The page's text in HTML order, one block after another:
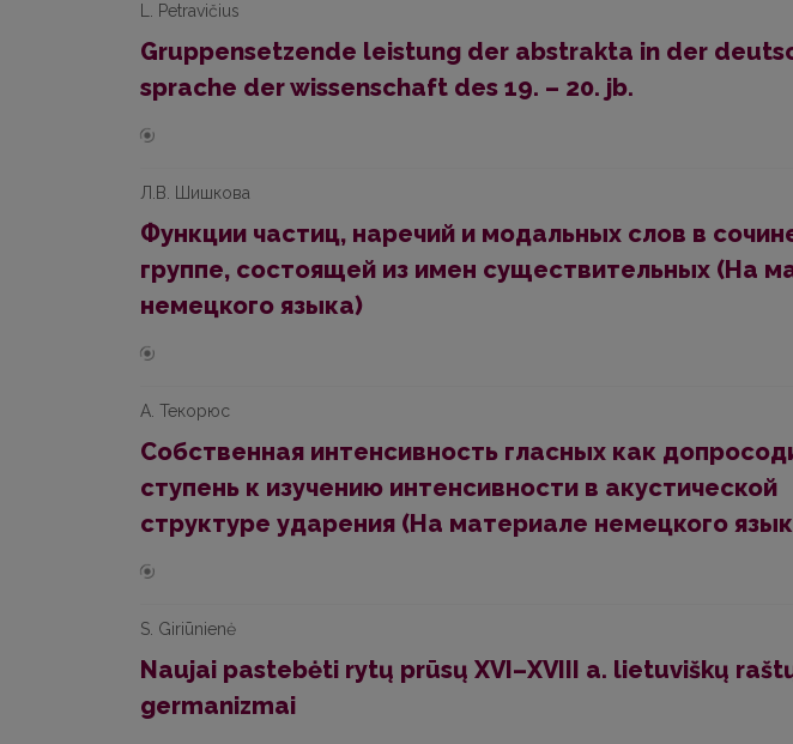
L. Petravičius
Gruppensetzende leistung der abstrakta in der
sprache der wissenschaft des 19. – 20. jb.
Л.В. Шишкова
Функции частиц, наречий и модальных слов в
группе, состоящей из имен существительных (На
немецкого языка)
А. Текорюс
Собственная интенсивность гласных как
ступень к изучению интенсивности в акустической
структуре ударения (На материале немецкого
S. Giriūnienė
Naujai pastebėti rytų prūsų XVI–XVIII a. lietuviškų
germanizmai